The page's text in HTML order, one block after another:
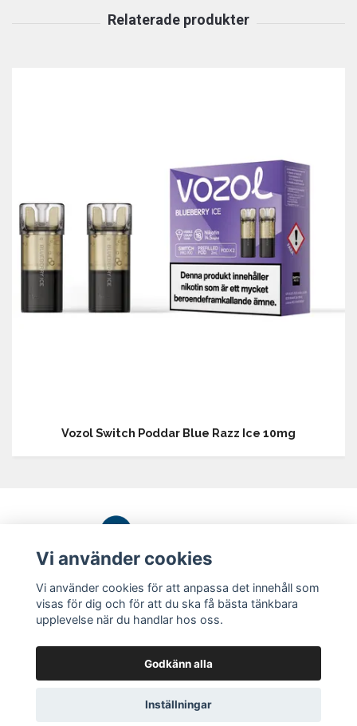
Vozol Switch Poddar Blue Razz Ice 10mg
Köpvillkor
Kontakt
Kemikalietillstånd
Blogg
Vi använder cookies
Vi använder cookies för att anpassa det innehåll som
visas för dig och för att du ska få bästa tänkbara
upplevelse när du handlar hos oss.
Godkänn alla
Inställningar